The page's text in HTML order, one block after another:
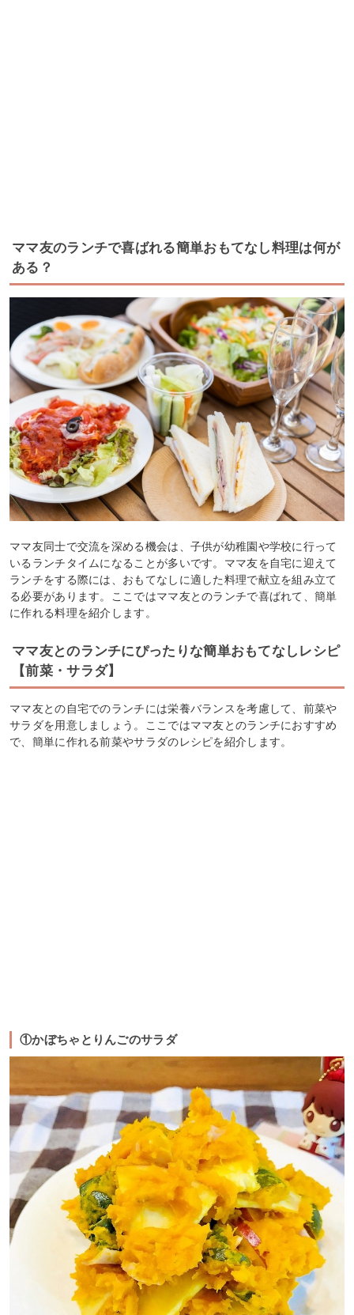
ママ友のランチで喜ばれる簡単おもてなし料理は何が
ある？
ママ友同士で交流を深める機会は、子供が幼稚園や学校に行って
いるランチタイムになることが多いです。ママ友を自宅に迎えて
ランチをする際には、おもてなしに適した料理で献立を組み立て
る必要があります。ここではママ友とのランチで喜ばれて、簡単
に作れる料理を紹介します。
ママ友とのランチにぴったりな簡単おもてなしレシピ
【前菜・サラダ】
ママ友との自宅でのランチには栄養バランスを考慮して、前菜や
サラダを用意しましょう。ここではママ友とのランチにおすすめ
で、簡単に作れる前菜やサラダのレシピを紹介します。
①かぼちゃとりんごのサラダ